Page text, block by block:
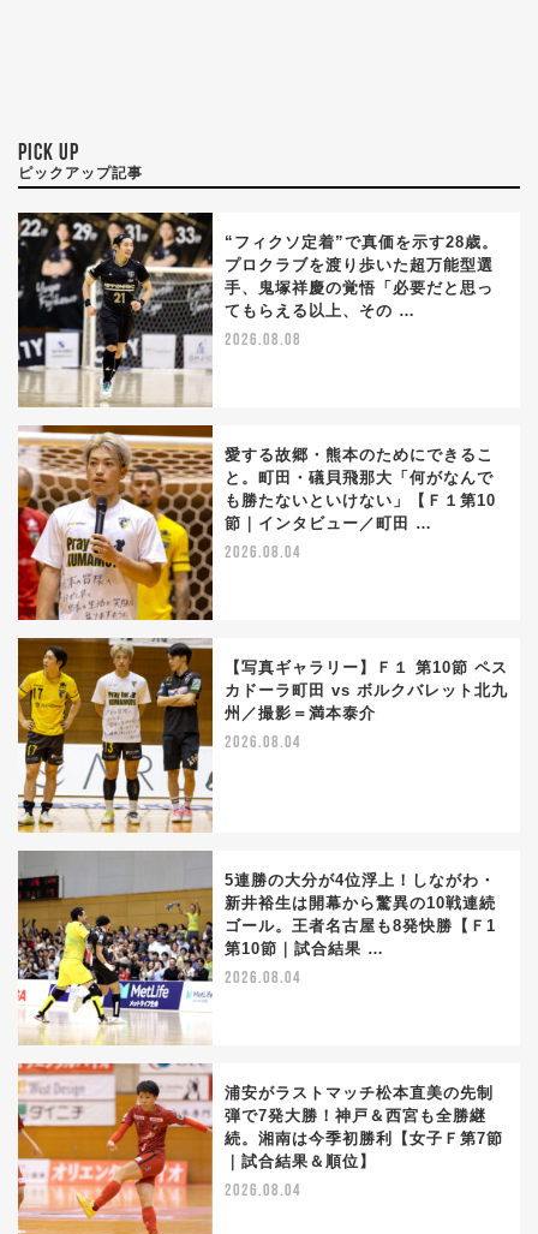
PICK UP
ピックアップ記事
“フィクソ定着”で真価を示す28歳。
プロクラブを渡り歩いた超万能型選
手、鬼塚祥慶の覚悟「必要だと思っ
てもらえる以上、その …
2026.08.08
愛する故郷・熊本のためにできるこ
と。町田・礒貝飛那大「何がなんで
も勝たないといけない」【Ｆ１第10
節｜インタビュー／町田 …
2026.08.04
【写真ギャラリー】Ｆ１ 第10節 ペス
カドーラ町田 vs ボルクバレット北九
州／撮影＝満本泰介
2026.08.04
5連勝の大分が4位浮上！しながわ・
新井裕生は開幕から驚異の10戦連続
ゴール。王者名古屋も8発快勝【Ｆ1
第10節｜試合結果 …
2026.08.04
浦安がラストマッチ松本直美の先制
弾で7発大勝！神戸＆西宮も全勝継
続。湘南は今季初勝利【女子Ｆ第7節
｜試合結果＆順位】
2026.08.04